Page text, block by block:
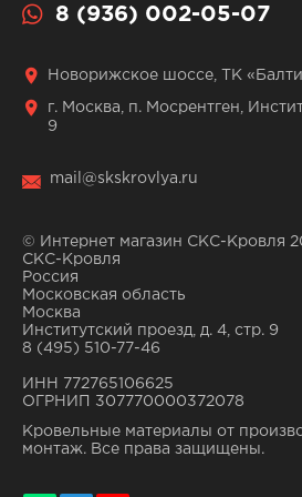
8 (936) 002-05-07
Новорижское шоссе, ТК
г. Москва, п. Мосрентген,
9
mail@skskrovlya.ru
© Интернет магазин СКС-Кровля
СКС-Кровля
Россия
Московская область
Москва
Институтский проезд, д. 4, стр. 9
8 (495) 510-77-46
ИНН 772765106625
ОГРНИП 307770000372078
Кровельные материалы от
монтаж. Все права защищены.